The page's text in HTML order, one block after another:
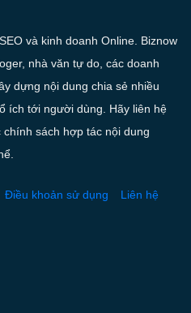
và kinh doanh Online. Biznow
nhà văn tự do, các doanh
dựng nội dung chia sẻ nhiều
ích tới người dùng. Hãy liên hệ
sách hợp tác nội dung
Điều khoản sử dụng Liên hệ